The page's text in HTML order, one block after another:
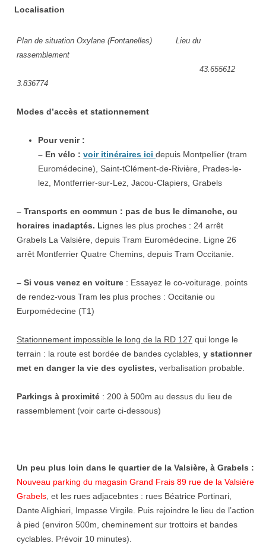
Localisation
Plan de situation Oxylane (Fontanelles) Lieu du
rassemblement
43.655612
3.836774
Modes d’accès et stationnement
Pour venir :
– En vélo : voir itinéraires ici depuis Montpellier (tram
Euromédecine), Saint-tClément-de-Rivière, Prades-le-
lez, Montferrier-sur-Lez, Jacou-Clapiers, Grabels
– Transports en commun : pas de bus le dimanche, ou
horaires inadaptés. Lignes les plus proches : 24 arrêt
Grabels La Valsière, depuis Tram Euromédecine. Ligne 26
arrêt Montferrier Quatre Chemins, depuis Tram Occitanie.
– Si vous venez en voiture : Essayez le co-voiturage. points
de rendez-vous Tram les plus proches : Occitanie ou
Eurpomédecine (T1)
Stationnement impossible le long de la RD 127 qui longe le
terrain : la route est bordée de bandes cyclables, y stationner
met en danger la vie des cyclistes, verbalisation probable.
Parkings à proximité : 200 à 500m au dessus du lieu de
rassemblement (voir carte ci-dessous)
Un peu plus loin dans le quartier de la Valsière, à Grabels :
Nouveau parking du magasin Grand Frais 89 rue de la Valsière
Grabels , et les rues adjacebntes : rues Béatrice Portinari,
Dante Alighieri, Impasse Virgile. Puis rejoindre le lieu de l’action
à pied (environ 500m, cheminement sur trottoirs et bandes
cyclables. Prévoir 10 minutes).